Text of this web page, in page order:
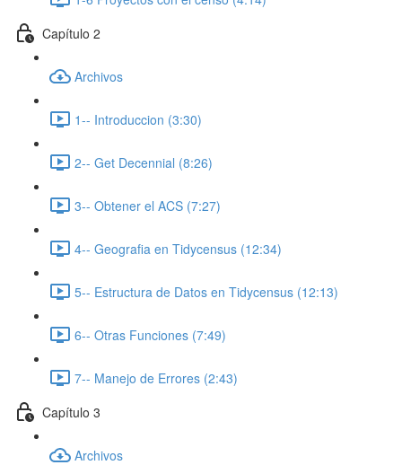
Capítulo 2
Archivos
1-- Introduccion (3:30)
2-- Get Decennial (8:26)
3-- Obtener el ACS (7:27)
4-- Geografia en Tidycensus (12:34)
5-- Estructura de Datos en Tidycensus (12:13)
6-- Otras Funciones (7:49)
7-- Manejo de Errores (2:43)
Capítulo 3
Archivos